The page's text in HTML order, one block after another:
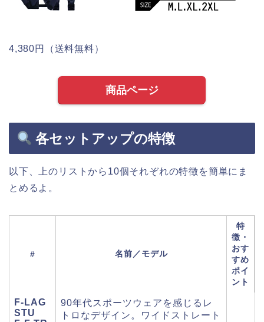
4,380円（送料無料）
商品ページ
各セットアップの特徴
以下、上のリストから10個それぞれの特徴を簡単にま
とめるよ。
# 名前／モデル
特
徴・
おす
すめ
ポイ
ント
F‑LAG
STU
90年代スポーツウェアを感じるレ
トロなデザイン。ワイドストレート